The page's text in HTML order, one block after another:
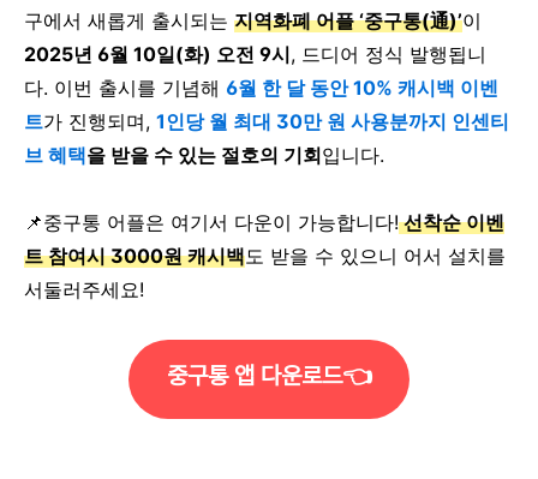
구에서 새롭게 출시되는 지역화폐 어플 ‘중구통(通)’이
2025년 6월 10일(화) 오전 9시, 드디어 정식 발행됩니
다. 이번 출시를 기념해 6월 한 달 동안 10% 캐시백 이벤
트가 진행되며, 1인당 월 최대 30만 원 사용분까지 인센티
브 혜택을 받을 수 있는 절호의 기회입니다.
📌중구통 어플은 여기서 다운이 가능합니다!선착순 이벤
트 참여시 3000원 캐시백도 받을 수 있으니 어서 설치를
서둘러주세요!
중구통 앱 다운로드👈